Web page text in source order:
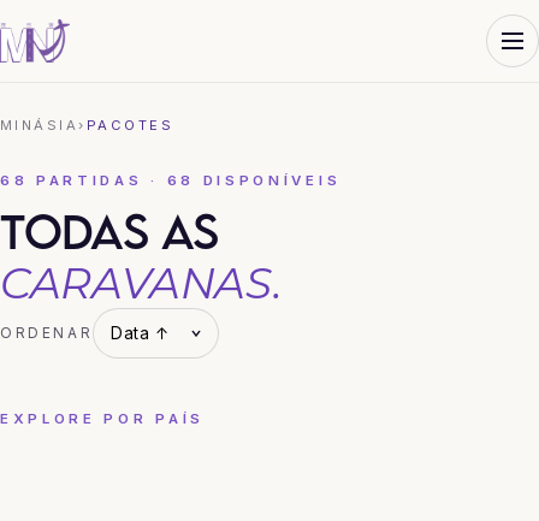
MINÁSIA› PACOTES
68 PARTIDAS · 68 DISPONÍVEIS
TODAS AS
CARAVANAS.
ORDENAR
EXPLORE POR PAÍS
CHINA